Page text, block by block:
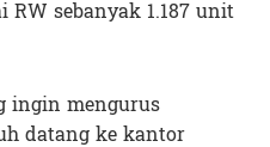
sebanyak 1.187 unit
ingin mengurus
datang ke kantor